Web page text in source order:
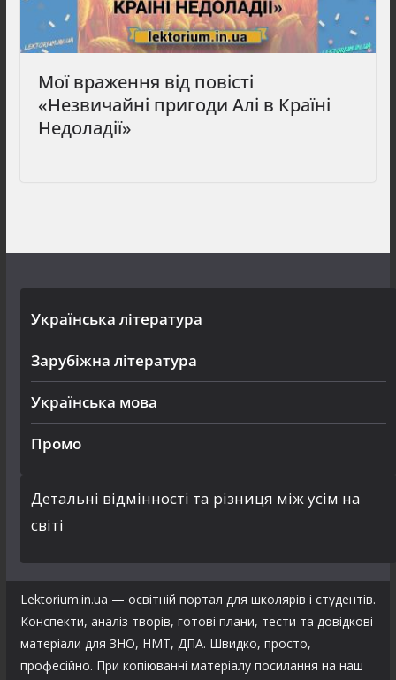
Мої враження від повісті
«Незвичайні пригоди Алі в Країні
Недоладії»
Українська література
Зарубіжна література
Українська мова
Промо
Детальні відмінності та різниця між усім на
світі
Lektorium.in.ua — освітній портал для школярів і студентів.
Конспекти, аналіз творів, готові плани, тести та довідкові
матеріали для ЗНО, НМТ, ДПА. Швидко, просто,
професійно. При копіюванні матеріалу посилання на наш